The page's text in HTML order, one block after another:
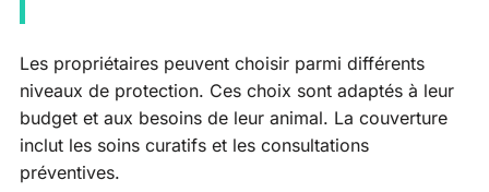
Les propriétaires peuvent choisir parmi différents
niveaux de protection. Ces choix sont adaptés à leur
budget et aux besoins de leur animal. La couverture
inclut les soins curatifs et les consultations
préventives.